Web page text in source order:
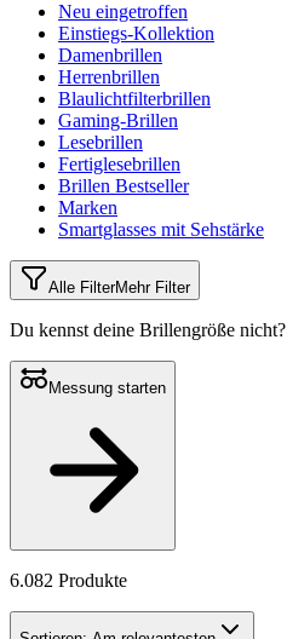
Neu eingetroffen
Einstiegs-Kollektion
Damenbrillen
Herrenbrillen
Blaulichtfilterbrillen
Gaming-Brillen
Lesebrillen
Fertiglesebrillen
Brillen Bestseller
Marken
Smartglasses mit Sehstärke
Alle FilterMehr Filter
Du kennst deine Brillengröße nicht?
Messung starten
6.082 Produkte